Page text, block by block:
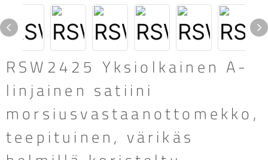
RSW2425 Yksiolkainen A-
linjainen satiini
morsiusvastaanottomekko,
teepituinen, värikäs